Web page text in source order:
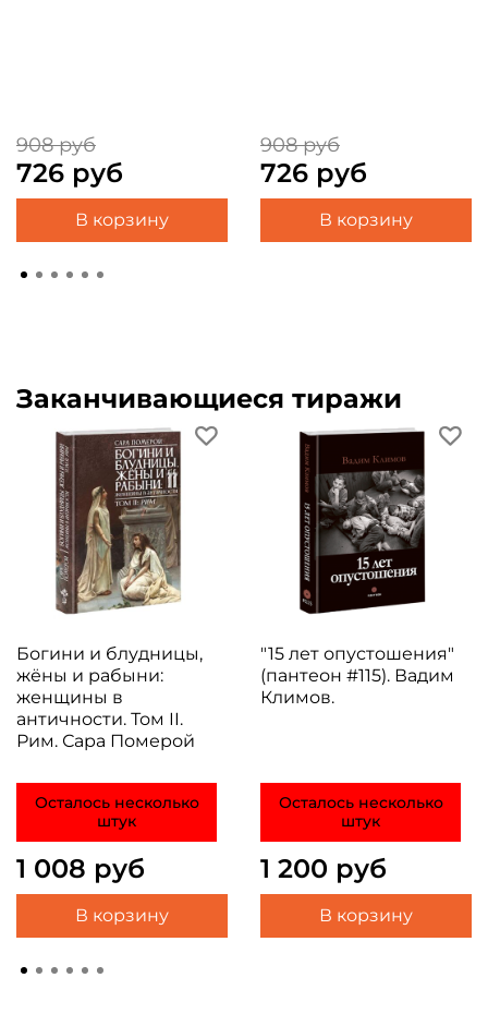
908 руб
726 руб
В корзину
908 руб
726 руб
В корзину
Заканчивающиеся тиражи
Богини и блудницы,
жёны и рабыни:
женщины в
античности. Том II.
Рим. Сара Померой
Осталось несколько
штук
1 008 руб
В корзину
"15 лет опустошения"
(пантеон #115). Вадим
Климов.
Осталось несколько
штук
1 200 руб
В корзину